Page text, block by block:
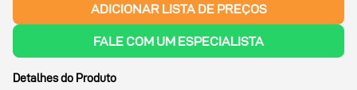
ADICIONAR LISTA DE PREÇOS
FALE COM UM ESPECIALISTA
Detalhes do Produto